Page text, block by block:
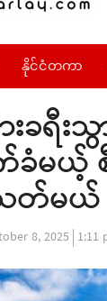
နိုင်ငံတကာ
ားခ
မယ့်
သတ်မယ်
8, 2025 1:11